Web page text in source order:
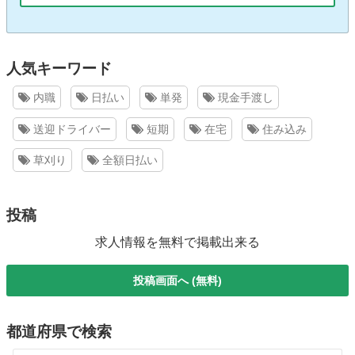
人気キーワード
内職 日払い 単発 現金手渡し
送迎ドライバー 短期 在宅 住み込み
草刈り 全額日払い
投稿
求人情報を無料で掲載出来る
投稿画面へ (無料)
都道府県で検索